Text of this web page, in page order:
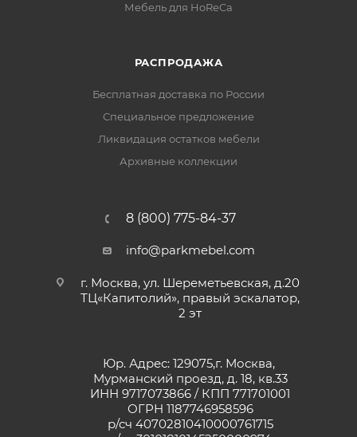
Мебель для HoReCa
РАСПРОДАЖА
Бесплатная доставка по России
Специальное предложение
Ликвидация остатков мебели
Архивные коллекции
8 (800) 775-84-37
info@parkmebel.com
г. Москва, ул. Шереметьевская, д.20
ТЦ«Капитолий», правый эскалатор,
2 эт
Юр. Адрес: 129075,г. Москва,
Мурманский проезд, д. 18, кв.33
ИНН 9717073866 / КПП 771701001
ОГРН 1187746958596
р/сч 40702810410000761715